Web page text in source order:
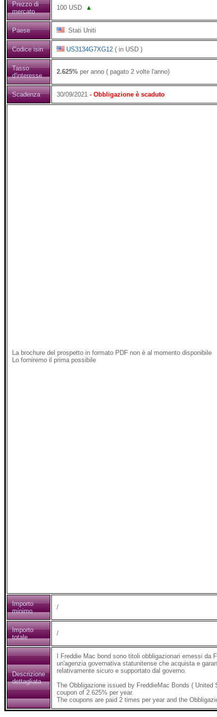
Prezzo di
mercato
100 USD ▲
Paese Stati Uniti
Codice isin US3134G7XG12 ( in USD )
Tasso
d'interesse
2.625% per anno ( pagato 2 volte l'anno)
Scadenza 30/09/2021 - Obbligazione è scaduto
La brochure del prospetto in formato PDF non è al momento disponibile
Lo forniremo il prima possibile
Importo
minimo
/
Importo
totale
/
Descrizione
dettagliata
I Freddie Mac bond sono titoli obbligazionari emessi da
un'agenzia governativa statunitense che acquista e
relativamente sicuro e supportato dal governo.
The Obbligazione issued by FreddieMac Bonds (
coupon of 2.625% per year.
The coupons are paid 2 times per year and the